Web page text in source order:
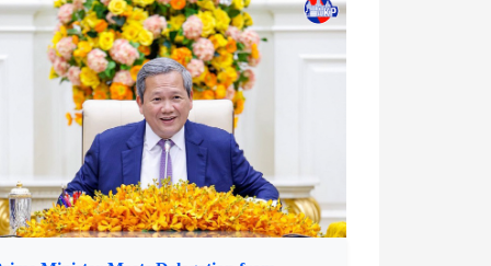
Minister Meets Delegation from
and GBA Alliance